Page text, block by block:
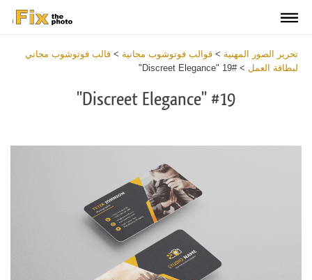
تحرير الصور المهنية > قوالب فوتوشوب مجانية > قالب فوتوشوب مجاني
لبطاقة العمل >
#19 "Discreet Elegance"
#19 "Discreet Elegance"